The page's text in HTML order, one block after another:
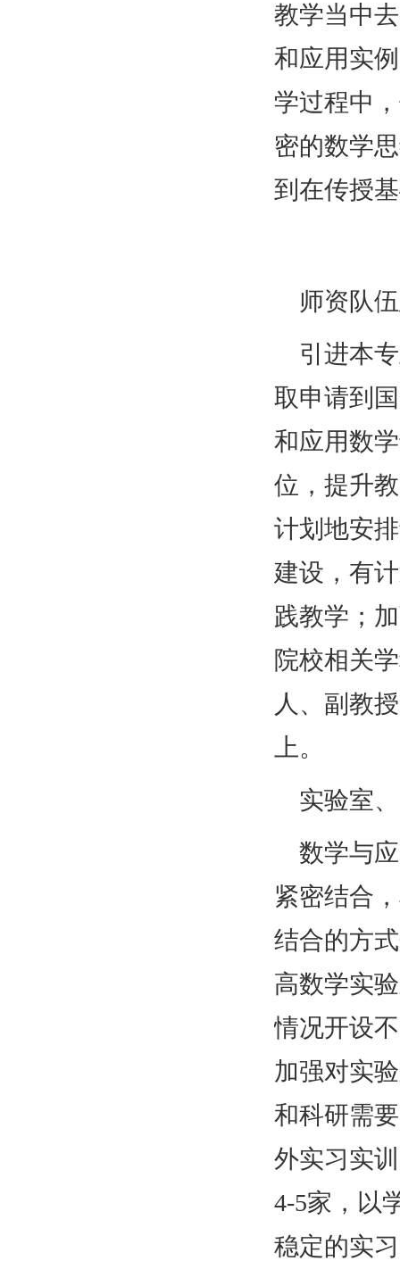
教学当中
和应用实
学过程中
密的数学
到在传授
师资队
引进本
取申请到
和应用数
位，提升
计划地安
建设，有
践教学；
院校相关
人、副教
上。
实验室
数学与
紧密结合
结合的方
高数学实
情况开设
加强对实
和科研需
外实习实
4-5家，以
稳定的实